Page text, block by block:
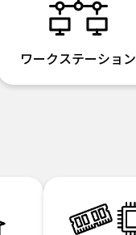
ワークステーション